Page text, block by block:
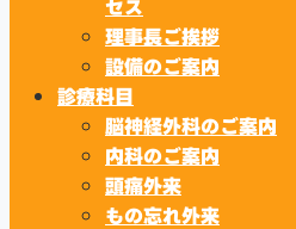
セス
理事長ご挨拶
設備のご案内
診療科目
脳神経外科のご案内
内科のご案内
頭痛外来
もの忘れ外来